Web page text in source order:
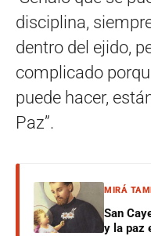
disciplina,
dentro del ejido,
complicado
puede hacer,
Paz”.
MIRÁ
San
y la paz